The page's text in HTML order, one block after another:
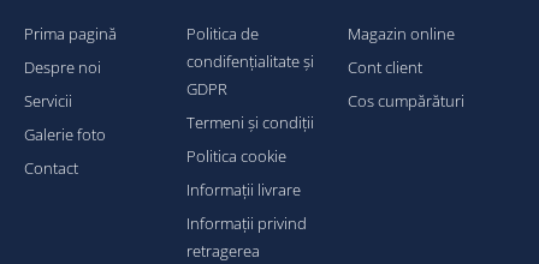
Prima pagină
Despre noi
Servicii
Galerie foto
Contact
Politica de
condifențialitate și
GDPR
Termeni și condiții
Politica cookie
Informații livrare
Informații privind
retragerea
Magazin online
Cont client
Cos cumpărături